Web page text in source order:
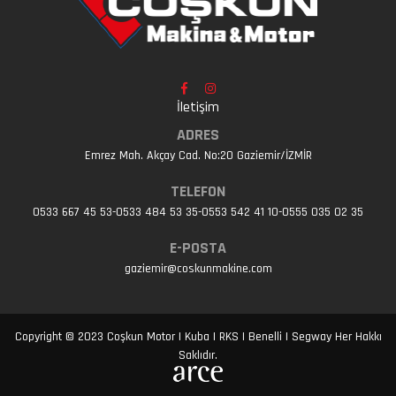
İletişim
ADRES
Emrez Mah. Akçay Cad. No:20 Gaziemir/İZMİR
TELEFON
0533 667 45 53-0533 484 53 35-0553 542 41 10-0555 035 02 35
E-POSTA
gaziemir@coskunmakine.com
Copyright © 2023 Coşkun Motor | Kuba | RKS | Benelli | Segway Her Hakkı
Saklıdır.